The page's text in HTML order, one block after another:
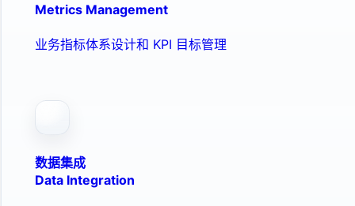
Metrics Management
业务指标体系设计和 KPI 目标管理
数据集成
Data Integration